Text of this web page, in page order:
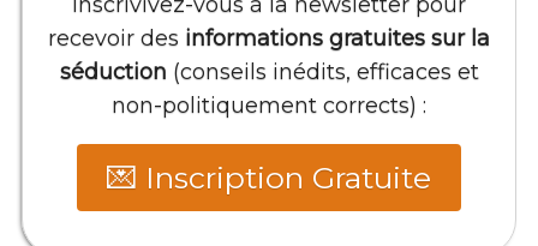
recevoir des informations gratuites sur la
séduction (conseils inédits, efficaces et
non-politiquement corrects) :
💌 Inscription Gratuite